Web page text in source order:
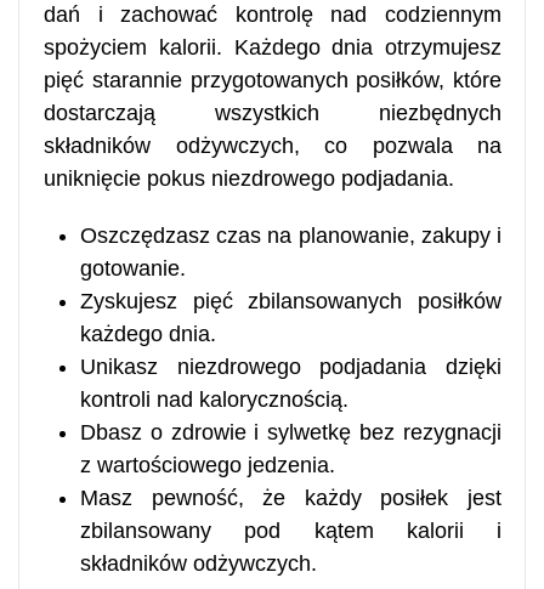
dań i zachować kontrolę nad codziennym
spożyciem kalorii. Każdego dnia otrzymujesz
pięć starannie przygotowanych posiłków, które
dostarczają wszystkich niezbędnych
składników odżywczych, co pozwala na
uniknięcie pokus niezdrowego podjadania.
Oszczędzasz czas na planowanie, zakupy i
gotowanie.
Zyskujesz pięć zbilansowanych posiłków
każdego dnia.
Unikasz niezdrowego podjadania dzięki
kontroli nad kalorycznością.
Dbasz o zdrowie i sylwetkę bez rezygnacji
z wartościowego jedzenia.
Masz pewność, że każdy posiłek jest
zbilansowany pod kątem kalorii i
składników odżywczych.